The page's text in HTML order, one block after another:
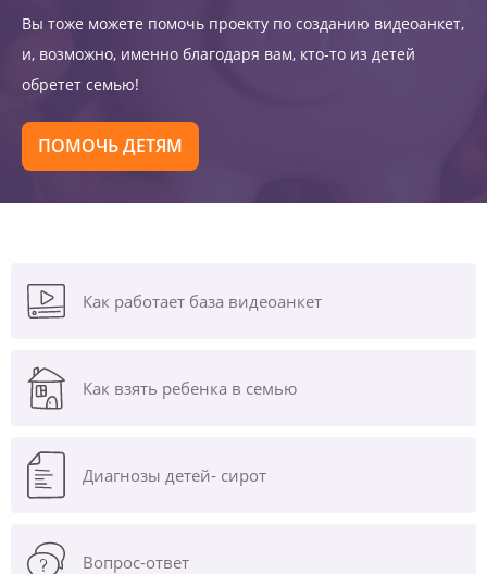
Вы тоже можете помочь проекту по созданию видеоанкет,
и, возможно, именно благодаря вам, кто-то из детей
обретет семью!
ПОМОЧЬ ДЕТЯМ
Как работает база видеоанкет
Как взять ребенка в семью
Диагнозы детей- сирот
Вопрос-ответ